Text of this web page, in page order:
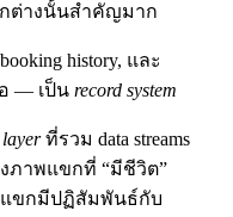
กต่างนั้นสำคัญมาก
history, และ
อ — เป็น record system
ที่รวม data streams
งภาพแขกที่ “มีชีวิต”
ขกมีปฏิสัมพันธ์กับ